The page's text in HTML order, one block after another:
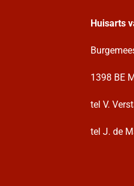
Huisarts
1398 BE
tel V.
tel J. de